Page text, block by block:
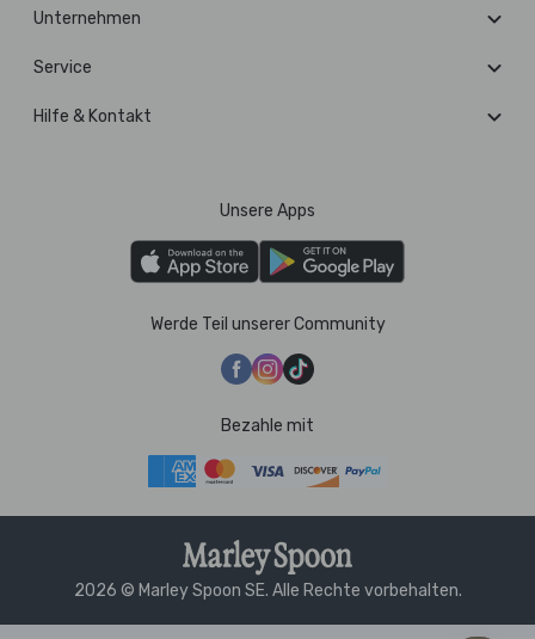
Unternehmen
Service
Hilfe & Kontakt
Unsere Apps
Werde Teil unserer Community
Bezahle mit
2026 © Marley Spoon SE. Alle Rechte vorbehalten.